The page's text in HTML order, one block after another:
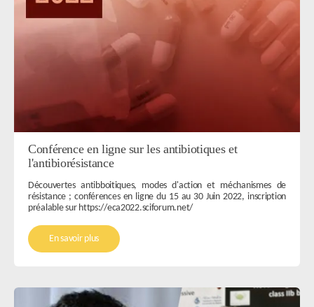
Conférence en ligne sur les antibiotiques et
l'antibiorésistance
Découvertes antibboitiques, modes d'action et méchanismes de
résistance ; conférences en ligne du 15 au 30 Juin 2022, inscription
préalable sur https://eca2022.sciforum.net/
En savoir plus